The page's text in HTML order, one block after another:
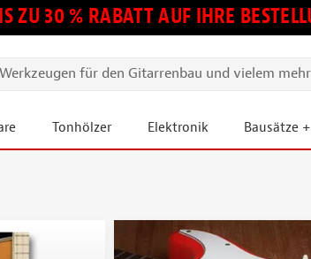
ZU 30 % RABATT AUF IHRE
Tonhölzer Elektronik Bausätze